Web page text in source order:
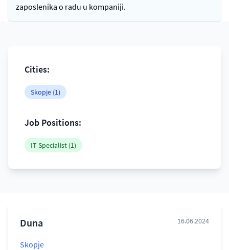
zaposlenika o radu u kompaniji.
Cities:
Skopje (1)
Job Positions:
IT Specialist (1)
Duna 16.06.2024
Skopje